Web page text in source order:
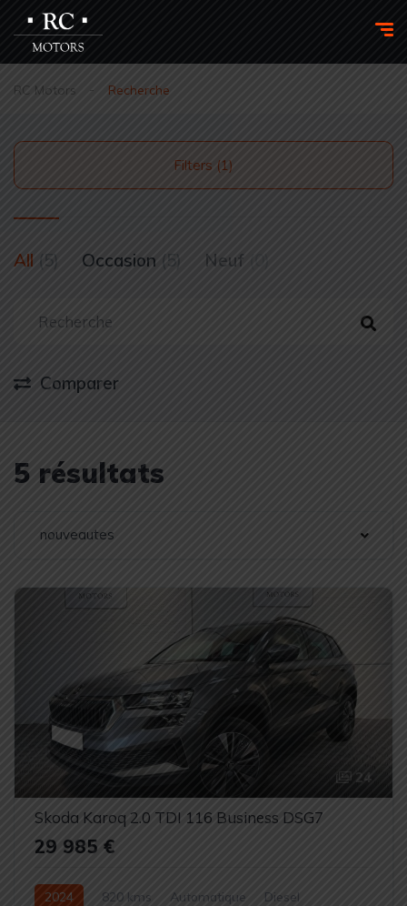
RC Motors Recherche
Filters (1)
All (5) Occasion (5) Neuf
Comparer
5 résultats
nouveautes
24
Skoda Karoq 2.0 TDI 116 Business DSG7
29 985 €
2024 820 kms Automatique Diesel